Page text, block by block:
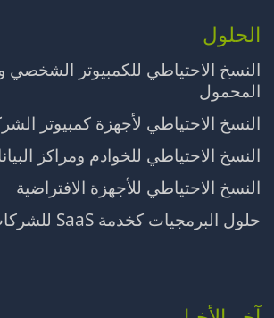
الحلول
النسخ الاحتياطي للكمبيوتر الشخصي
المحمول
النسخ الاحتياطي لأجهزة كمبيوتر
النسخ الاحتياطي للخوادم ومراكز
النسخ الاحتياطي للأجهزة الافتراضية
حلول البرمجيات كخدمة SaaS للشركات